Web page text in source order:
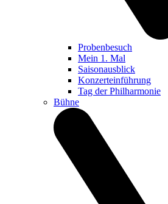
Probenbesuch
Mein 1. Mal
Saisonausblick
Konzerteinführung
Tag der Philharmonie
Bühne